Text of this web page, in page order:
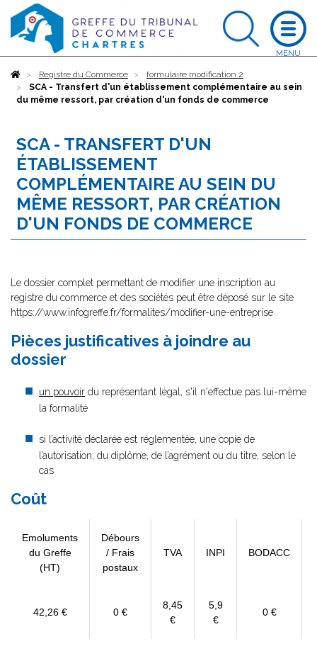
AccueilRegistre du Commerce
formulaire modification 2
SCA - Transfert d'un établissement complémentaire au sein
du même ressort, par création d'un fonds de commerce
SCA - TRANSFERT D'UN
ÉTABLISSEMENT
COMPLÉMENTAIRE AU SEIN DU
MÊME RESSORT, PAR CRÉATION
D'UN FONDS DE COMMERCE
Le dossier complet permettant de modifier une inscription au
registre du commerce et des sociétés peut être déposé sur le site
https://www.infogreffe.fr/formalites/modifier-une-entreprise
Pièces justificatives à joindre au
dossier
un pouvoir du représentant légal, s'il n'effectue pas lui-même
la formalité
si l’activité déclarée est réglementée, une copie de
l’autorisation, du diplôme, de l’agrément ou du titre, selon le
cas
Coût
Emoluments
du Greffe
(HT)
Débours
/ Frais
postaux
TVA INPI BODACC
42,26 € 0 €
8,45
€
5,9
€
0 €